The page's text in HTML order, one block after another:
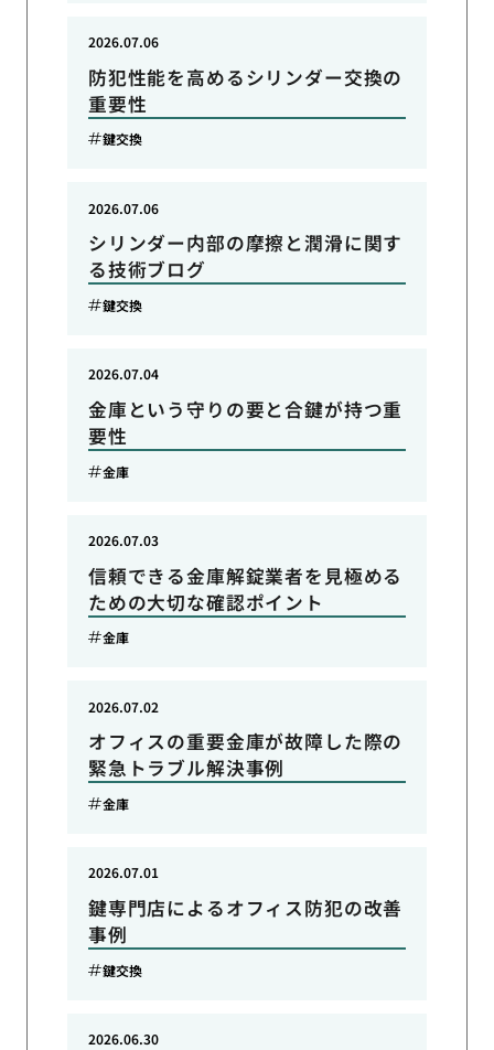
防犯性能を高めるシリンダー交換の
重要性
2026.07.06
鍵交換
シリンダー内部の摩擦と潤滑に関す
る技術ブログ
2026.07.06
鍵交換
金庫という守りの要と合鍵が持つ重
要性
2026.07.04
金庫
信頼できる金庫解錠業者を見極める
ための大切な確認ポイント
2026.07.03
金庫
オフィスの重要金庫が故障した際の
緊急トラブル解決事例
2026.07.02
金庫
鍵専門店によるオフィス防犯の改善
事例
2026.07.01
鍵交換
2026.06.30